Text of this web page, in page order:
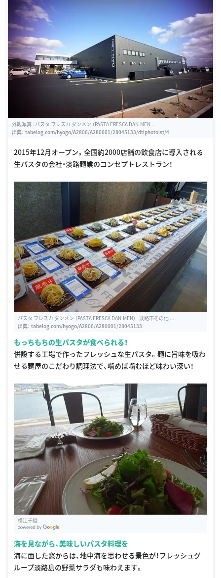
134785606678955/
外観写真 : パスタ フレスカ ダンメン （PASTA FRESCA DAN-MEN ...
出典： tabelog.com/hyogo/A2806/A280601/28045133/dtlphotolst/4
2015年12月オープン。全国約2000店舗の飲食店に導入される
生パスタの会社・淡路麺業のコンセプトレストラン！
パスタ フレスカ ダンメン （PASTA FRESCA DAN-MEN） - 淡路市その他 ...
出典： tabelog.com/hyogo/A2806/A280601/28045133
もっちもちの生パスタが食べられる！
併設する工場で作ったフレッシュな生パスタ。麺に旨味を吸わ
せる麺屋のこだわり調理法で、噛めば噛むほど味わい深い！
横江千織
海を見ながら、美味しいパスタ料理を
海に面した窓からは、地中海を思わせる景色が！フレッシュグ
ループ淡路島の野菜サラダも味わえます。